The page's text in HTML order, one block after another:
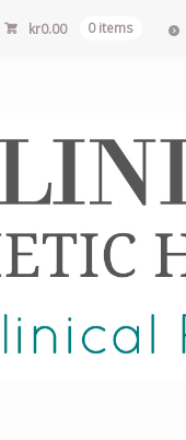
kr0.00 0 items